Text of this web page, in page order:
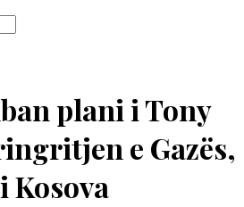
plani i Tony
e Gazës,
Kosova